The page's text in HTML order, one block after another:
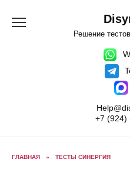
содержанию
Решение
+7 (924)
ГЛАВНАЯ » ТЕСТЫ СИНЕРГИЯ